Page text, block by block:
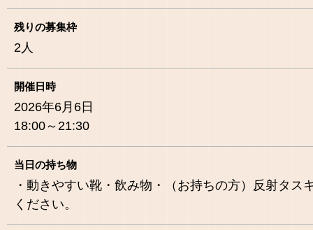
残りの募集枠
2 人
開催日時
2026年6月6日
18:00～21:30
当日の持ち物
・動きやすい靴・飲み物・（お持ちの方）反射タス
ください。